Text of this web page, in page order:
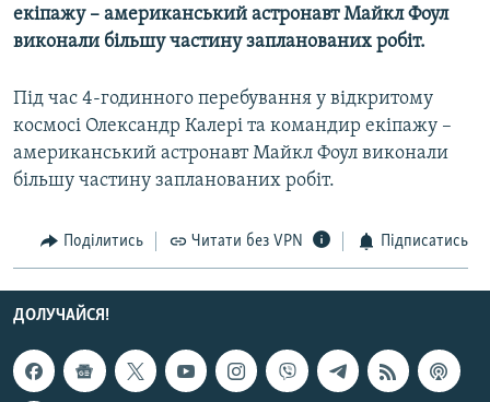
СПЕЦПРОЄКТИ
ПОДКАСТИ
КРИМ РЕАЛІЇ
РУС
УКР
екіпажу – американський астронавт Майкл Фоул
виконали більшу частину запланованих робіт.
Під час 4-годинного перебування у відкритому
космосі Олександр Калері та командир екіпажу –
американський астронавт Майкл Фоул виконали
більшу частину запланованих робіт.
Поділитись Читати без VPN Підписатись
ДОЛУЧАЙСЯ!